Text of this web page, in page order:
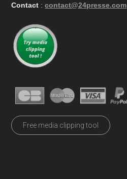
Contact : contact@24presse.com
Free media clipping tool